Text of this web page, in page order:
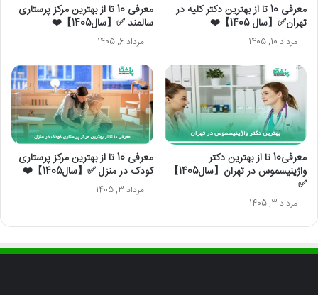
معرفی 10 تا از بهترین دکتر کلیه در
تهران✅【سال 1405】❤️
مرداد 10, 1405
معرفی 10 تا از بهترین مرکز پرستاری
سالمند ✅【سال1405】❤️
مرداد 6, 1405
معرفی10 تا از بهترین دکتر
واژینیسموس در تهران【سال1405】
✅
مرداد 3, 1405
معرفی 10 تا از بهترین مرکز پرستاری
کودک در منزل ✅【سال1405】❤️
مرداد 3, 1405